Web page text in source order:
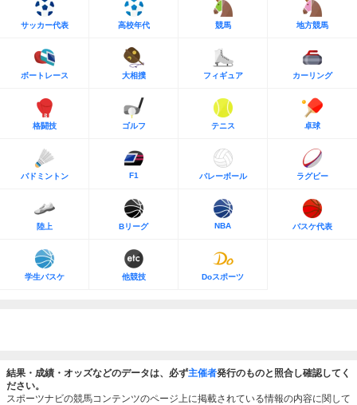
サッカー代表 高校年代 競馬 地方競馬
ボートレース 大相撲 フィギュア カーリング
格闘技 ゴルフ テニス 卓球
バドミントン F1 バレーボール ラグビー
陸上 Bリーグ NBA バスケ代表
学生バスケ 他競技 Doスポーツ
結果・成績・オッズなどのデータは、必ず主催者発行のものと照合し確認してく
ださい。
スポーツナビの競馬コンテンツのページ上に掲載されている情報の内容に関して